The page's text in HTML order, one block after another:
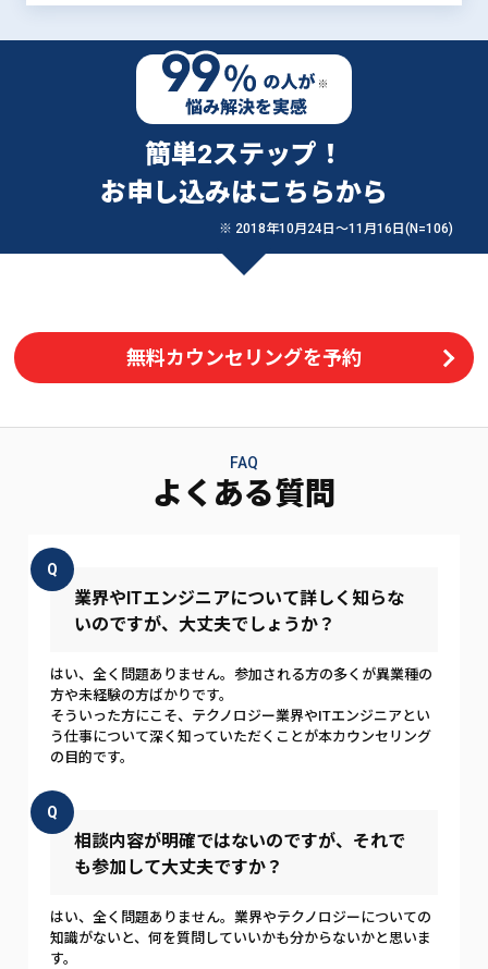
簡単2ステップ！
お申し込みはこちらから
※ 2018年10月24日〜11月16日(N=106)
無料カウンセリングを予約
FAQ
よくある質問
Q
業界やITエンジニアについて詳しく知らな
いのですが、大丈夫でしょうか？
はい、全く問題ありません。参加される方の多くが異業種の
方や未経験の方ばかりです。
そういった方にこそ、テクノロジー業界やITエンジニアとい
う仕事について深く知っていただくことが本カウンセリング
の目的です。
Q
相談内容が明確ではないのですが、それで
も参加して大丈夫ですか？
はい、全く問題ありません。業界やテクノロジーについての
知識がないと、何を質問していいかも分からないかと思いま
す。